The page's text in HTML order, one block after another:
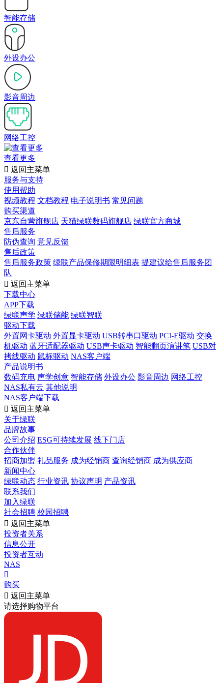
智能存储
外设办公
影音周边
网络工控
查看更多
 返回主菜单
服务与支持
使用帮助
视频教程 文档教程 电子说明书 常见问题
购买渠道
京东自营旗舰店 天猫绿联数码旗舰店 绿联官方商城
售后服务
防伪查询 意见反馈
售后政策
售后服务政策 绿联产品保修期限明细表 提建议给售后服务团
队
 返回主菜单
下载中心
APP下载
绿联声学 绿联储能 绿联智联
驱动下载
外置网卡驱动 外置显卡驱动 USB转串口驱动 PCI-E驱动 交换
机驱动 蓝牙适配器驱动 USB声卡驱动 智能翻页演讲笔 USB对
拷线驱动 鼠标驱动 NAS客户端
产品说明书
数码充电 声学创意 智能存储 外设办公 影音周边 网络工控
NAS私有云 其他说明
NAS客户端下载
 返回主菜单
关于绿联
品牌故事
公司介绍 ESG可持续发展 线下门店
合作伙伴
招商加盟 礼品服务 成为经销商 查询经销商 成为供应商
新闻中心
绿联动态 行业资讯 协议声明 产品资讯
联系我们
加入绿联
社会招聘 校园招聘
 返回主菜单
投资者关系
信息公开
投资者互动
NAS

购买
 返回主菜单
请选择购物平台